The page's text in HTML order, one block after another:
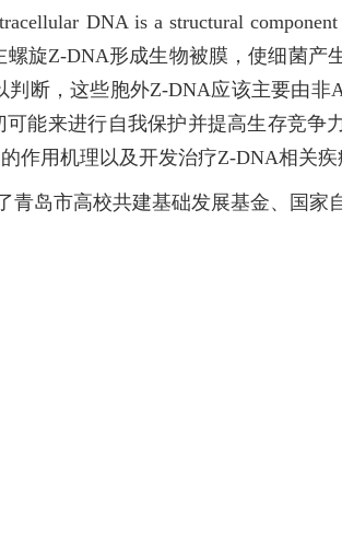
DNA is a structural component
螺旋Z-DNA形成生物被膜，使细菌产
断，这些胞外Z-DNA应该主要由非
能来进行自我保护并提高生存竞争
用机理以及开发治疗Z-DNA相关疾
岛市高校共建基础发展基金、国家